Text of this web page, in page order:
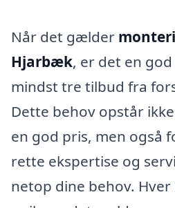
Når det gælder
Hjarbæk, er det en
mindst tre tilbud fra
Dette behov opstår
en god pris, men også
rette ekspertise og
netop dine behov.